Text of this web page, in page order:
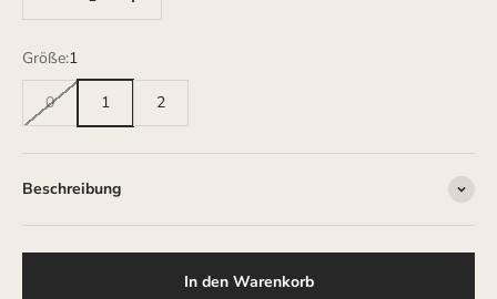
Größe:1
0 1 2
Beschreibung
In den Warenkorb